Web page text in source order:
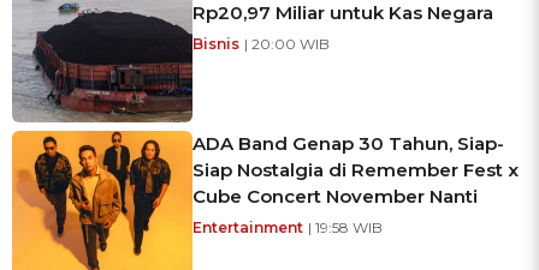
Rp20,97 Miliar untuk Kas Negara
Bisnis | 20:00 WIB
ADA Band Genap 30 Tahun, Siap-
Siap Nostalgia di Remember Fest x
Cube Concert November Nanti
Entertainment | 19:58 WIB